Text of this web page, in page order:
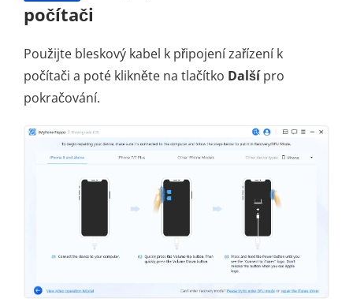
počítači
Použijte bleskový kabel k připojení zařízení k
počítači a poté klikněte na tlačítko Dalšípro
pokračování.